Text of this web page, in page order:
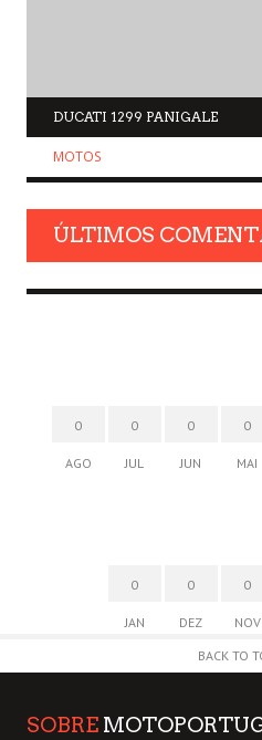
DUCATI 1299 PANIGALE
MOTOS
ÚLTIMOS
0
AGO
0
JUL
0
JUN
0
MAI
0
JAN
0
DEZ
0
NOV
BACK TO
SOBRE